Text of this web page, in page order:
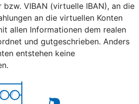
VIBAN (virtuelle IBAN), an die
an die virtuellen Konten
allen Informationen dem realen
und gutgeschrieben. Anders
entstehen keine